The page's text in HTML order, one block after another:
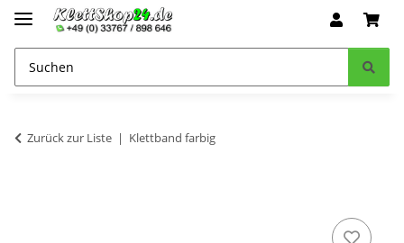
Zurück zur Liste Klettband farbig